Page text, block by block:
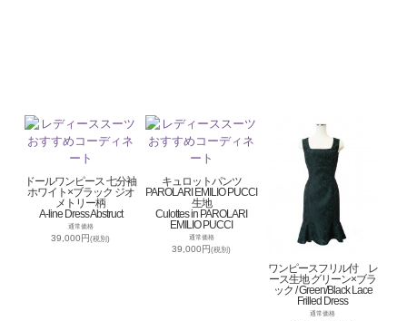
ドールワンピース 七分袖
ホワイト×ブラック ジオ
メトリー柄
A-line Dress Abstruct
通常価格
39,000円(税別)
キュロットパンツ
PAROLARI EMILIO PUCCI
生地
Culottes in PAROLARI
EMILIO PUCCI
通常価格
39,000円(税別)
ワンピースフリル付 レ
ース生地 グリーン×ブラ
ック / Green/Black Lace
Frilled Dress
通常価格